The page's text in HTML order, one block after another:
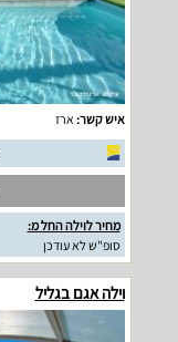
איש קשר: ארז
מחיר לוילה החל מ:
סופ"ש לא עודכן
וילה אגם בגליל